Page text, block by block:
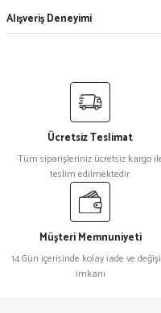
Alışveriş Deneyimi
Ücretsiz Teslimat
Tüm siparişleriniz ücretsiz kargo
teslim edilmektedir.
Müşteri Memnuniyeti
14 Gün içerisinde kolay iade ve
imkanı